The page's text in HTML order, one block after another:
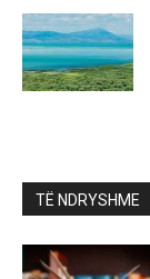
TË NDRYSHME